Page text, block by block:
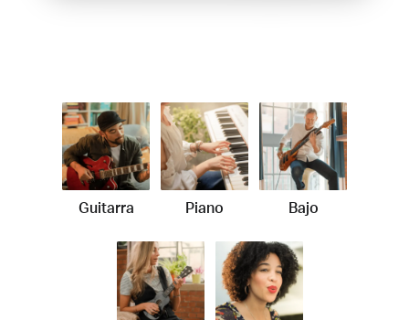
Guitarra Piano Bajo